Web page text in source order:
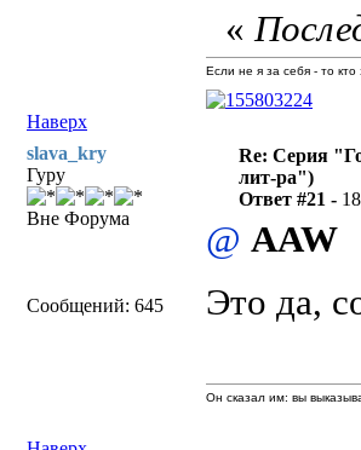
Наверх
«
Если не я за себя - то
slava_kry
Гуру
Вне Форума
Сообщений: 645
Re: Серия
лит-ра")
Ответ #21 -
@ AAW
Это да,
Он сказал им: вы